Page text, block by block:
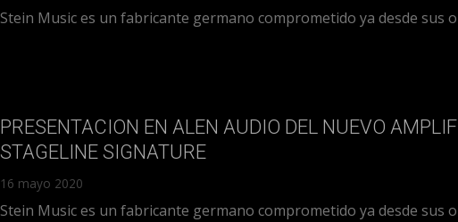
Stein Music es un fabricante germano comprometido ya desde sus
PRESENTACION EN ALEN AUDIO DEL NUEVO
STAGELINE SIGNATURE
16 mayo 2020
Stein Music es un fabricante germano comprometido ya desde sus